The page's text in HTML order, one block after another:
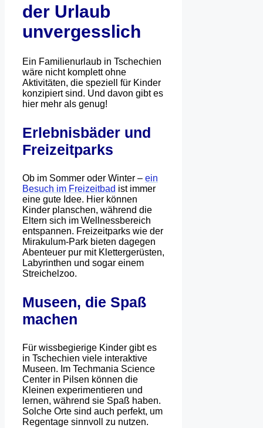
der Urlaub
unvergesslich
Ein Familienurlaub in Tschechien
wäre nicht komplett ohne
Aktivitäten, die speziell für Kinder
konzipiert sind. Und davon gibt es
hier mehr als genug!
Erlebnisbäder und
Freizeitparks
Ob im Sommer oder Winter – ein
Besuch im Freizeitbad ist immer
eine gute Idee. Hier können
Kinder planschen, während die
Eltern sich im Wellnessbereich
entspannen. Freizeitparks wie der
Mirakulum-Park bieten dagegen
Abenteuer pur mit Klettergerüsten,
Labyrinthen und sogar einem
Streichelzoo.
Museen, die Spaß
machen
Für wissbegierige Kinder gibt es
in Tschechien viele interaktive
Museen. Im Techmania Science
Center in Pilsen können die
Kleinen experimentieren und
lernen, während sie Spaß haben.
Solche Orte sind auch perfekt, um
Regentage sinnvoll zu nutzen.